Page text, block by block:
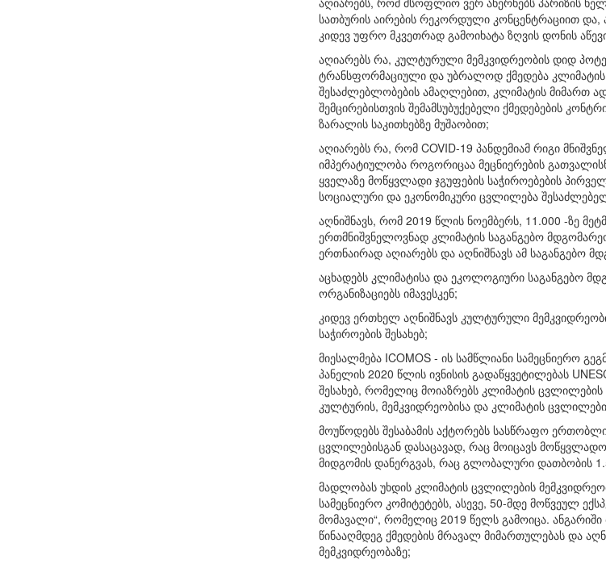
სათბურის აირების რეკორდული კონცენტრაციით
კიდევ უფრო მკვეთრად გამოიხატა ზღვის დონის
აღიარებს რა, კულტურული მემკვიდრეობის დიდ
ტრანსფორმაციული და უბრალოდ ქმედება კლიმატის
შესაძლებლობების ამაღლებით, კლიმატის მიმართ
შემცირებისთვის შემამსუბუქებელი ქმედებების
ზარალის საკითხებზე მუშაობით;
აღიარებს რა, რომ COVID-19 პანდემიამ რიგი
იმპერატიულობა როგორიცაა მეცნიერების
ყველაზე მოწყვლადი ჯგუფების საჭიროებების
სოციალური და ეკონომიკური ცვლილება
აღნიშნავს, რომ 2019 წლის ნოემბერს, 11.000 -ზე
ერთმნიშვნელოვნად კლიმატის საგანგებო
ერთნაირად აღიარებს და აღნიშნავს ამ საგანგებო
აცხადებს კლიმატისა და ეკოლოგიური საგანგებო
ორგანიზაციებს იმავესკენ;
კიდევ ერთხელ აღნიშნავს კულტურული
საჭიროების შესახებ;
მიესალმება ICOMOS - ის სამწლიანი სამეცნიერო
პანელის 2020 წლის ივნისის გადაწყვეტილებას
შესახებ, რომელიც მოიაზრებს კლიმატის
კულტურის, მემკვიდრეობისა და კლიმატის
მოუწოდებს შესაბამის აქტორებს სასწრაფო
ცვლილებისგან დასაცავად, რაც მოიცავს
მიდგომის დანერგვას, რაც გლობალური დათბობის
მადლობას უხდის კლიმატის ცვლილების
სამეცნიერო კომიტეტებს, ასევე, 50-მდე მოწვეულ
მომავალი“, რომელიც 2019 წელს გამოიცა.
წინააღმდეგ ქმედების მრავალ მიმართულებას და
მემკვიდრეობაზე;